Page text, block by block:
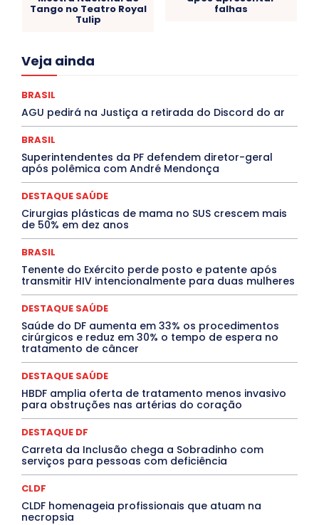
Tango no Teatro Royal
Tulip
falhas
Veja ainda
Acre
Congressuanas & Esplanadumas
Covid-19
Cultura e Tal
DANÇA Dengue
Denuncia
DESTAQUE BRASIL
DESTAQUE DF
DESTAQUE SAÚDE
DESTAQUES OUTROS
DISTRITO FEDERAL
EDUCAÇÃO
ELEIÇÕES
EMPREGO E OPORTUNIDADES
Especial
Espírito Santo ESPORTE
ESTÁGIO
EVENTOS
Febre Oropouche
Goiás
INTELIGÊNCIA ARTIFICIAL
INTERNACIONAL
MEIO AMBIENTE
MÚSICA
O Plantonista Opinião Oropouche
Paraíba
Paraná Pernambuco Piauí
POLÍTICA
PROCESSO SELETIVO
PUBLIEDITORIAL
QUALIFICAÇÃO PROFISSIONAL
Rio de Janeiro
Rio Grande do Sul
Roraima
Santa Catarina
São Paulo SARAMPO
SAÚDE
Saúde Agora
TÁ FROID?
TEATRO TECNOLOGIA
TIC TAC
Mais
BRASIL
AGU pedirá na Justiça a retirada do Discord do ar
BRASIL
Superintendentes da PF defendem diretor-geral
após polêmica com André Mendonça
DESTAQUE SAÚDE
Cirurgias plásticas de mama no SUS crescem mais
de 50% em dez anos
BRASIL
Tenente do Exército perde posto e patente após
transmitir HIV intencionalmente para duas mulheres
DESTAQUE SAÚDE
Saúde do DF aumenta em 33% os procedimentos
cirúrgicos e reduz em 30% o tempo de espera no
tratamento de câncer
DESTAQUE SAÚDE
HBDF amplia oferta de tratamento menos invasivo
para obstruções nas artérias do coração
DESTAQUE DF
Carreta da Inclusão chega a Sobradinho com
serviços para pessoas com deficiência
CLDF
CLDF homenageia profissionais que atuam na
necropsia